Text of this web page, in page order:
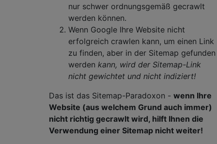
nur schwer ordnungsgemäß gecrawlt
werden können.
Wenn Google Ihre Website nicht
erfolgreich crawlen kann, um einen Link
zu finden, aber in der Sitemap gefunden
werden kann, wird der Sitemap-Link
nicht gewichtet und nicht indiziert!
Das ist das Sitemap-Paradoxon - wenn Ihre
Website (aus welchem ​​Grund auch immer)
nicht richtig gecrawlt wird, hilft Ihnen die
Verwendung einer Sitemap nicht weiter!